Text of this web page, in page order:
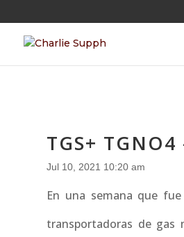
TGS+ TGNO4
Jul 10, 2021 10:20 am
En una semana que
transportadoras de gas